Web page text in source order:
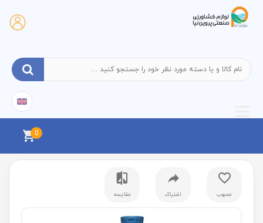
0
محبوب اشتراک مقایسه